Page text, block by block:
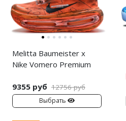
Melitta Baumeister x
Nike Vomero Premium
9355 руб 12756 руб
Выбрать